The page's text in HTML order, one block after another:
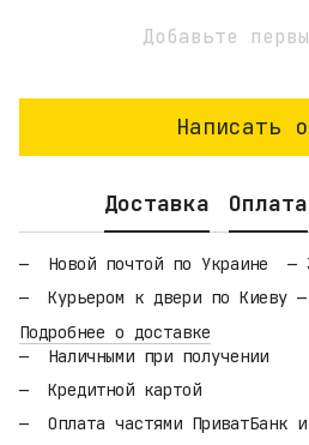
Добавьте
Написать
Доставка Оплата
Новой почтой по Украине —
Курьером к двери по Киеву
Подробнее о доставке
Наличными при получении
Кредитной картой
Оплата частями ПриватБанк и